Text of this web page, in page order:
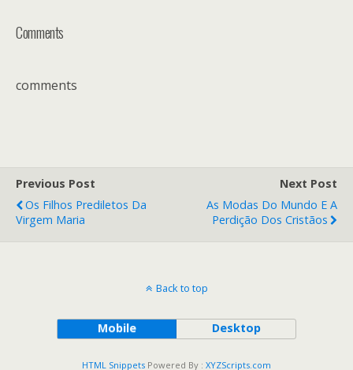
Comments
comments
Previous Post
Os Filhos Prediletos Da
Virgem Maria
Next Post
As Modas Do Mundo E A
Perdição Dos Cristãos
Back to top
Mobile Desktop
HTML Snippets Powered By : XYZScripts.com